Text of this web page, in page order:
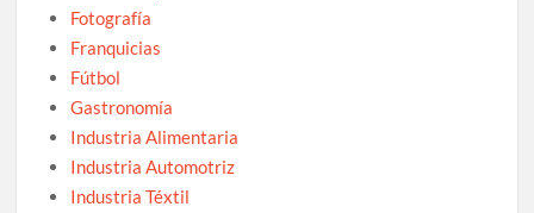
Fotografía
Franquicias
Fútbol
Gastronomía
Industria Alimentaria
Industria Automotriz
Industria Téxtil